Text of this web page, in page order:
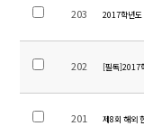
203 2017학년도
202 [필독]2017
201 제8회 해외